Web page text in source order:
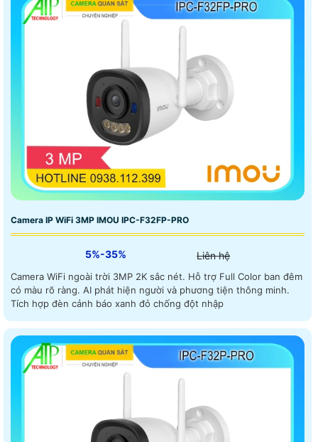
Camera IP WiFi 3MP IMOU IPC-F32FP-PRO
5%-35% Liên hệ
Camera WiFi ngoài trời 3MP 2K sắc nét. Hỗ trợ Full Color ban đêm
có màu rõ ràng. AI phát hiện người và phương tiện thông minh.
Tích hợp đèn cảnh báo xanh đỏ chống đột nhập